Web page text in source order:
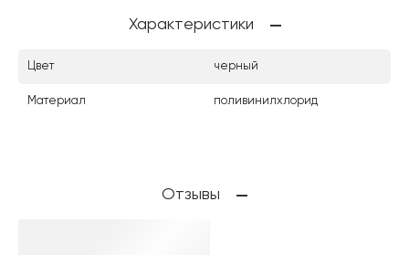
Характеристики
Цвет черный
Материал поливинилхлорид
Отзывы